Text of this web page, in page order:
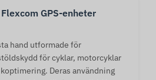
GPS-enheter
hand utformade för
för cyklar, motorcyklar
Deras användning